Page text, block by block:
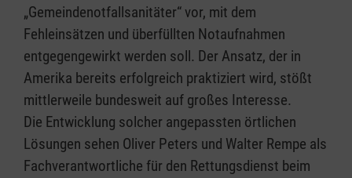
„Gemeindenotfallsanitäter“ vor, mit dem
Fehleinsätzen und überfüllten Notaufnahmen
entgegengewirkt werden soll. Der Ansatz, der in
Amerika bereits erfolgreich praktiziert wird, stößt
mittlerweile bundesweit auf großes Interesse.
Die Entwicklung solcher angepassten örtlichen
Lösungen sehen Oliver Peters und Walter Rempe als
Fachverantwortliche für den Rettungsdienst beim